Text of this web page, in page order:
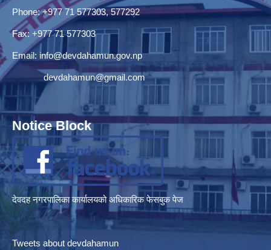
Phone: +977 71 577303, 577292
Fax: +977 71 577303
Email: info@devdahamun.gov.np
devdahamun@gmail.com
Notice Block
देवदह नगरपालिका कार्यालयको अधिकारिक फेसबुक पेज
Tweets about devdahamun